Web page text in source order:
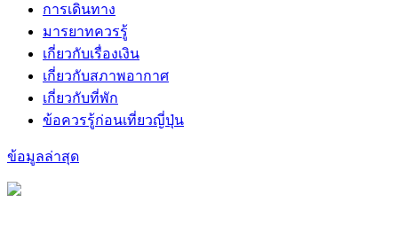
การเดินทาง
มารยาทควรรู้
เกี่ยวกับเรื่องเงิน
เกี่ยวกับสภาพอากาศ
เกี่ยวกับที่พัก
ข้อควรรู้ก่อนเที่ยวญี่ปุ่น
ข้อมูลล่าสุด